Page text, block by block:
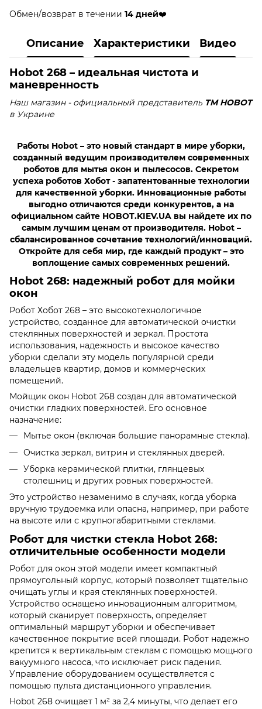
Обмен/возврат в течении 14 дней❤️
Описание Характеристики Видео
Hobot 268 – идеальная чистота и
маневренность
Наш магазин - официальный представитель TM HOBOT
в Украине
Работы Hobot – это новый стандарт в мире уборки,
созданный ведущим производителем современных
роботов для мытья окон и пылесосов. Секретом
успеха роботов Хобот - запатентованные технологии
для качественной уборки. Инновационные работы
выгодно отличаются среди конкурентов, а на
официальном сайте HOBOT.KIEV.UA вы найдете их по
самым лучшим ценам от производителя. Hobot –
сбалансированное сочетание технологий/инноваций.
Откройте для себя мир, где каждый продукт – это
воплощение самых современных решений.
Hobot 268: надежный робот для мойки
окон
Робот Хобот 268 – это высокотехнологичное
устройство, созданное для автоматической очистки
стеклянных поверхностей и зеркал. Простота
использования, надежность и высокое качество
уборки сделали эту модель популярной среди
владельцев квартир, домов и коммерческих
помещений.
Мойщик окон Hobot 268 создан для автоматической
очистки гладких поверхностей. Его основное
назначение:
Мытье окон (включая большие панорамные стекла).
Очистка зеркал, витрин и стеклянных дверей.
Уборка керамической плитки, глянцевых
столешниц и других ровных поверхностей.
Это устройство незаменимо в случаях, когда уборка
вручную трудоемка или опасна, например, при работе
на высоте или с крупногабаритными стеклами.
Робот для чистки стекла Hobot 268:
отличительные особенности модели
Робот для окон этой модели имеет компактный
прямоугольный корпус, который позволяет тщательно
очищать углы и края стеклянных поверхностей.
Устройство оснащено инновационным алгоритмом,
который сканирует поверхность, определяет
оптимальный маршрут уборки и обеспечивает
качественное покрытие всей площади. Робот надежно
крепится к вертикальным стеклам с помощью мощного
вакуумного насоса, что исключает риск падения.
Управление оборудованием осуществляется с
помощью пульта дистанционного управления.
Hobot 268 очищает 1 м² за 2,4 минуты, что делает его